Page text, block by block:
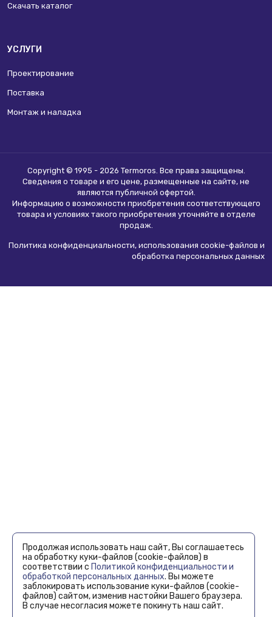
Скачать каталог
УСЛУГИ
Проектирование
Поставка
Монтаж и наладка
Copyright © 1995 - 2026 Termoros. Все права защищены.
Сведения о товаре и его цене, размещенные на сайте, не
являются публичной офертой.
Информацию о возможности приобретения соответствующего
товара и условиях такого приобретения уточняйте в отделе
продаж.
Политика конфиденциальности, использования сookie-файлов и
обработка персональных данных
Продолжая использовать наш сайт, Вы соглашаетесь
на обработку куки-файлов (cookie-файлов) в
соответствии с Политикой конфиденциальности и
обработкой персональных данных. Вы можете
заблокировать использование куки-файлов (cookie-
файлов) сайтом, изменив настойки Вашего браузера.
В случае несогласия можете покинуть наш сайт.